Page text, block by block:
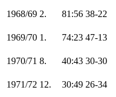
1968/69 2. 81:56 38-22
1969/70 1. 74:23 47-13
1970/71 8. 40:43 30-30
1971/72 12. 30:49 26-34